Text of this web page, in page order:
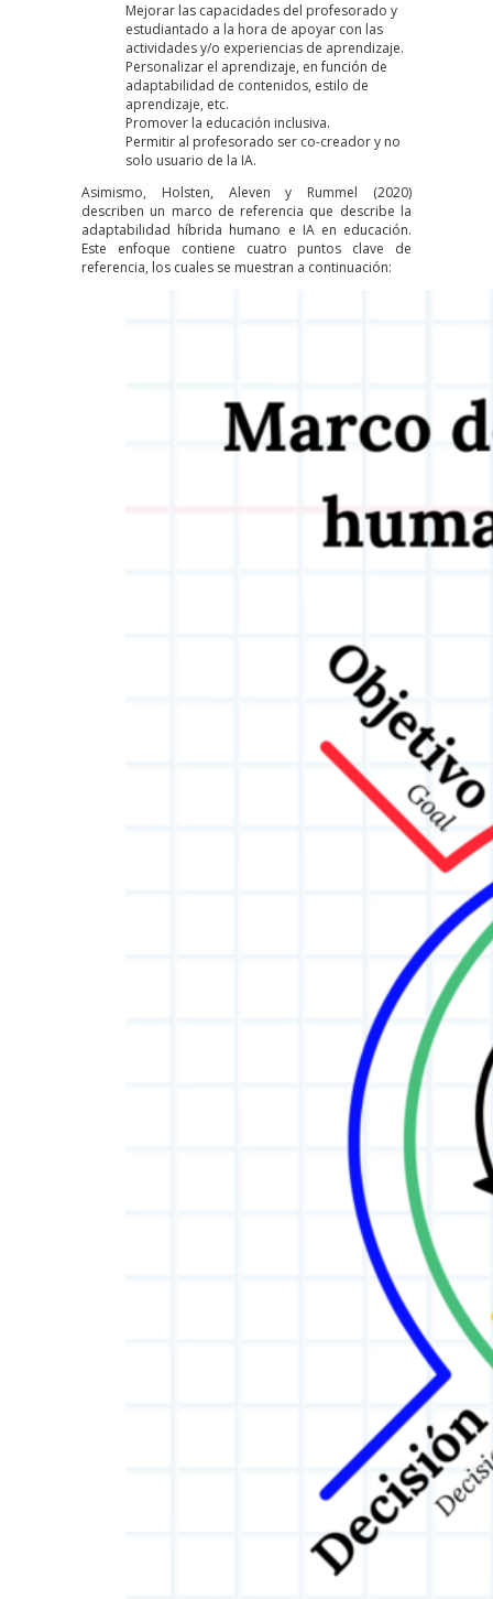
Mejorar las capacidades del profesorado y
estudiantado a la hora de apoyar con las
actividades y/o experiencias de aprendizaje.
Personalizar el aprendizaje, en función de
adaptabilidad de contenidos, estilo de
aprendizaje, etc.
Promover la educación inclusiva.
Permitir al profesorado ser co-creadory no
solo usuario de la IA.
Asimismo, Holsten, Aleven y Rummel (2020)
describen un marco de referencia que describe la
adaptabilidad híbrida humano e IA en educación.
Este enfoque contiene cuatro puntos clave de
referencia, los cuales se muestran a continuación: